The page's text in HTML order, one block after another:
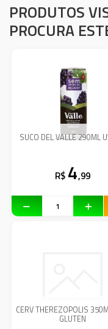
PRODUTOS
PROCURA
SUCO DEL VALLE 290ML
R$ 4,99
CERV THEREZOPOLIS
GLUTEN